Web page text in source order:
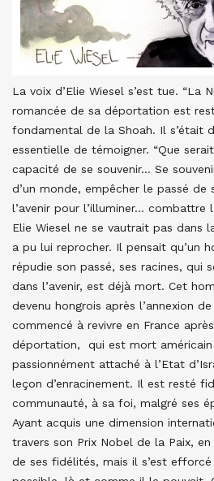
La voix d’Elie Wiesel s’est tue. “La
romancée de sa déportation est
fondamental de la Shoah. Il s’était
essentielle de témoigner. “Que
capacité de se souvenir… Se
d’un monde, empêcher le passé de
l’avenir pour l’illuminer… combattre
Elie Wiesel ne se vautrait pas dans
a pu lui reprocher. Il pensait qu’un
répudie son passé, ses racines, qui
dans l’avenir, est déjà mort. Cet
devenu hongrois après l’annexion
commencé à revivre en France
déportation, qui est mort
passionnément attaché à l’Etat
leçon d’enracinement. Il est resté
communauté, à sa foi, malgré ses
Ayant acquis une dimension
travers son Prix Nobel de la Paix, en
de ses fidélités, mais il s’est